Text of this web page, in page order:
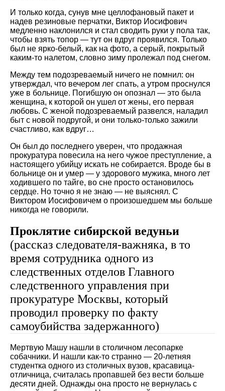
И только когда, сунув мне целлофановый пакет и
надев резиновые перчатки, Виктор Иосифович
медленно наклонился и стал сводить руки у пола так,
чтобы взять топор — тут он вдруг проявился. Только
был не ярко-белый, как на фото, а серый, покрытый
каким-то налетом, словно зиму пролежал под снегом.
Между тем подозреваемый ничего не помнил: он
утверждал, что вечером лег спать, а утром проснулся
уже в больнице. Погибшую он опознал — это была
женщина, к которой он ушел от жены, его первая
любовь. С женой подозреваемый развелся, наладил
быт с новой подругой, и они только-только зажили
счастливо, как вдруг…
Он был до последнего уверен, что продажная
прокуратура повесила на него чужое преступление, а
настоящего убийцу искать не собирается. Вроде бы в
больнице он и умер — у здорового мужика, много лет
ходившего по тайге, во сне просто остановилось
сердце. Но точно я не знаю — не выяснял. С
Виктором Иосифовичем о произошедшем мы больше
никогда не говорили.
Проклятие сибирской ведуньи
(рассказ следователя-важняка, в то
время сотрудника одного из
следственных отделов Главного
следственного управления при
прокуратуре Москвы, который
проводил проверку по факту
самоубийства задержанного)
Мертвую Машу нашли в столичном лесопарке
собачники. И нашли как-то странно — 20-летняя
студентка одного из столичных вузов, красавица-
отличница, считалась пропавшей без вести больше
десяти дней. Однажды она просто не вернулась с